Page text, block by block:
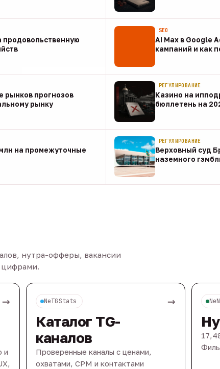
07 авг
продовольственную
SEO
AI Max в Google
кампаний и как
07 авг
рынков прогнозов
рынку
РЕГУЛИРОВАНИЕ
Казино на
бюллетень на
07 авг
на промежуточные
РЕГУЛИРОВАНИЕ
Верховный суд
наземного
07 авг
нутра-офферы, вакансии
цифрами.
→
и
NeTGStats →
Каталог TG-
каналов
Проверенные каналы с ценами,
охватами, CPM и контактами